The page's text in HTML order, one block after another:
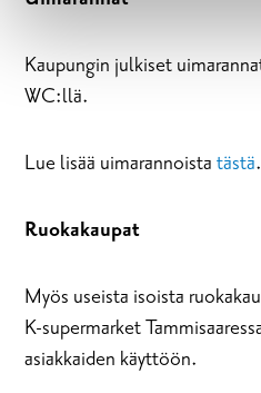
Kaupungin julkiset
WC:llä.
Lue lisää uimarannoistatästä.
Ruokakaupat
Myös useista isoista
K-supermarket
asiakkaiden käyttöön.